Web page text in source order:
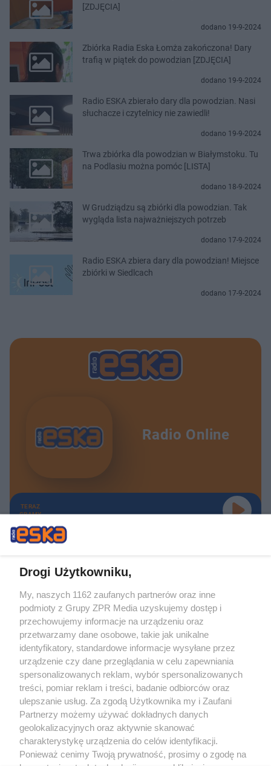
[ZDJĘCIA]
dodano 19-9-2024
Zbiórka Radia Eska Łomża zakończona! Dary
trafią w piątek do powodzian [ZDJĘCIA]
dodano 19-9-2024
Radio ESKA zbierało dary dla powodzian. Nasi
słuchacze i czytelnicy nie zawiedli!
dodano 19-9-2024
Trwa zbiórka dla powodzian w Białymstoku. Tu
na Podlasiu można pomóc [LISTA]
dodano 18-9-2024
W Grudziądzu są zbiórki dla powodzian. Tak
wygląda lista najważniejszych potrzeb
dodano 17-9-2024
Radio ESKA zbiera dary dla powodzian! Miejsce
zbiórki w Siedlcach
dodano 17-9-2024
Radio Online
TERAZ
GRAMY
Żaden utwór zamieszczony w serwisie nie może być powielany i
rozpowszechniany lub dalej rozpowszechniany w jakikolwiek sposób (w
tym także elektroniczny lub mechaniczny) na jakimkolwiek polu
eksploatacji w jakiejkolwiek formie, włącznie z umieszczaniem w Internecie
bez pisemnej zgody właściciela praw. Jakiekolwiek użycie lub
wykorzystanie utworów w całości lub w części z naruszeniem prawa, tzn.
bez właściwej zgody, jest zabronione pod groźbą kary i może być ścigane
prawnie.
O nas
Drogi Użytkowniku,
My, naszych 1162 zaufanych partnerów oraz inne
podmioty z Grupy ZPR Media uzyskujemy dostęp i
przechowujemy informacje na urządzeniu oraz
przetwarzamy dane osobowe, takie jak unikalne
identyfikatory, standardowe informacje wysyłane przez
urządzenie czy dane przeglądania w celu zapewniania
spersonalizowanych reklam, wybór spersonalizowanych
treści, pomiar reklam i treści, badanie odbiorców oraz
ulepszanie usług. Za zgodą Użytkownika my i Zaufani
Partnerzy możemy używać dokładnych danych
geolokalizacyjnych oraz aktywnie skanować
charakterystykę urządzenia do celów identyfikacji.
Ponieważ cenimy Twoją prywatność, prosimy o zgodę na